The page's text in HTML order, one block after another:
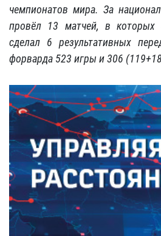
чемпионатов мира. За
провёл 13 матчей, в
сделал 6 результативных
форварда 523 игры и 306